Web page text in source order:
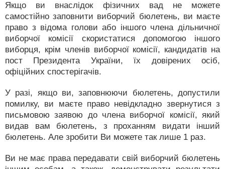
Якщо ви внаслідок фізичних вад не можете
самостійно заповнити виборчий бюлетень, ви маєте
право з відома голови або іншого члена дільничної
виборчої комісії скористатися допомогою іншого
виборця, крім членів виборчої комісії, кандидатів на
пост Президента України, їх довірених осіб,
офіційних спостерігачів.
У разі, якщо ви, заповнюючи бюлетень, допустили
помилку, ви маєте право невідкладно звернутися з
письмовою заявою до члена виборчої комісії, який
видав вам бюлетень, з проханням видати інший
бюлетень. Але зробити Ви можете так лише 1 раз.
Ви не має права передавати свій виборчий бюлетень